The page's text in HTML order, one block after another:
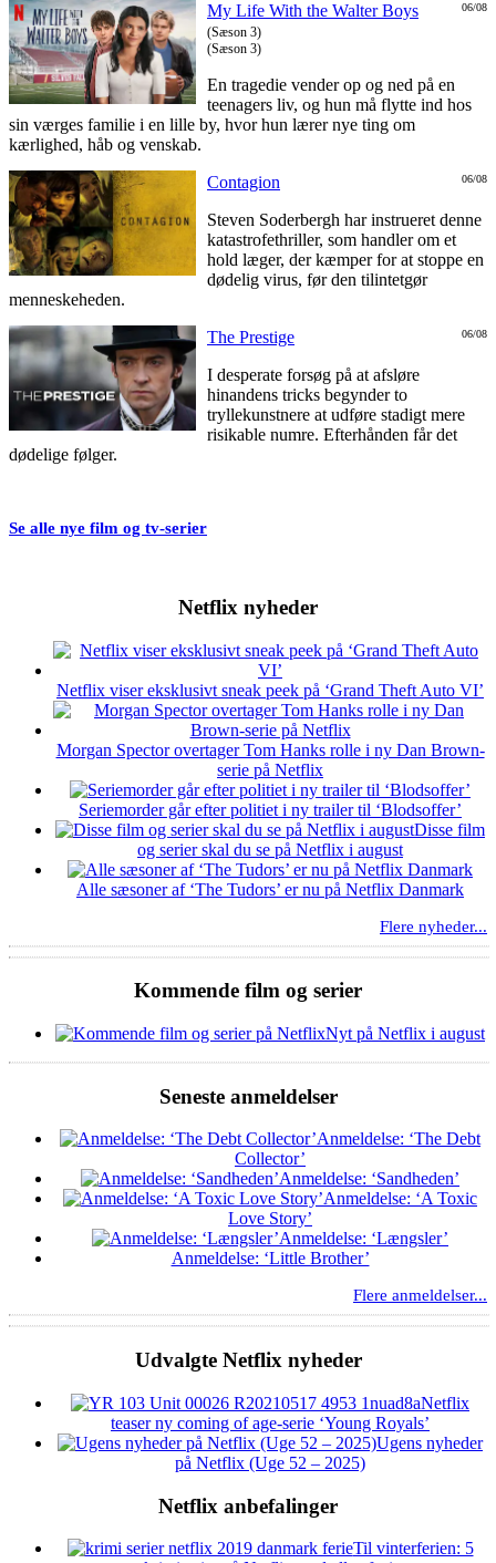
06/08
My Life With the Walter Boys
(Sæson 3)
(Sæson 3)
En tragedie vender op og ned på en
teenagers liv, og hun må flytte ind hos
sin værges familie i en lille by, hvor hun lærer nye ting om
kærlighed, håb og venskab.
06/08
Contagion
Steven Soderbergh har instrueret denne
katastrofethriller, som handler om et
hold læger, der kæmper for at stoppe en
dødelig virus, før den tilintetgør
menneskeheden.
06/08
The Prestige
I desperate forsøg på at afsløre
hinandens tricks begynder to
tryllekunstnere at udføre stadigt mere
risikable numre. Efterhånden får det
dødelige følger.
Se alle nye film og tv-serier
Netflix nyheder
Netflix viser eksklusivt sneak peek på ‘Grand Theft Auto VI’
Morgan Spector overtager Tom Hanks rolle i ny Dan Brown-
serie på Netflix
Seriemorder går efter politiet i ny trailer til ‘Blodsoffer’
Disse film
og serier skal du se på Netflix i august
Alle sæsoner af ‘The Tudors’ er nu på Netflix Danmark
Flere nyheder...
Kommende film og serier
Nyt på Netflix i august
Seneste anmeldelser
Anmeldelse: ‘The Debt
Collector’
Anmeldelse: ‘Sandheden’
Anmeldelse: ‘A Toxic
Love Story’
Anmeldelse: ‘Længsler’
Anmeldelse: ‘Little Brother’
Flere anmeldelser...
Udvalgte Netflix nyheder
Netflix
teaser ny coming of age-serie ‘Young Royals’
Ugens nyheder
på Netflix (Uge 52 – 2025)
Netflix anbefalinger
Til vinterferien: 5